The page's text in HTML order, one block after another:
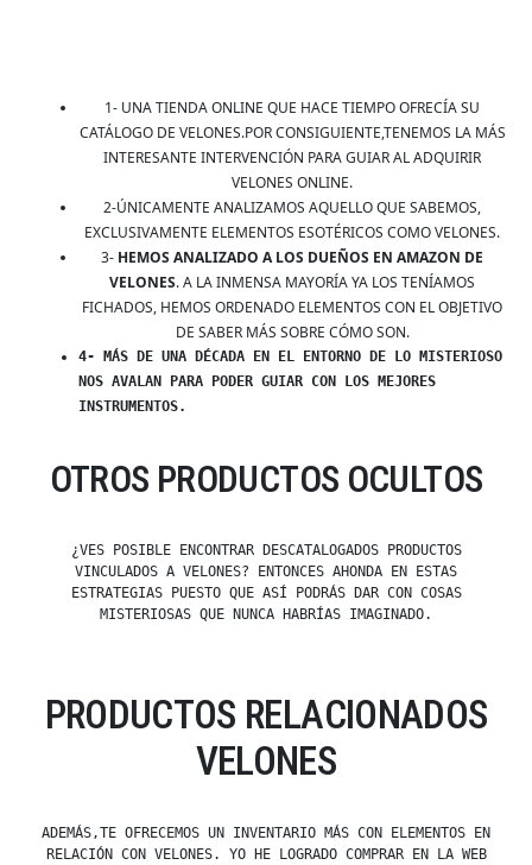
1- UNA TIENDA ONLINE QUE HACE TIEMPO OFRECÍA SU
CATÁLOGO DE VELONES.POR CONSIGUIENTE,TENEMOS LA MÁS
INTERESANTE INTERVENCIÓN PARA GUIAR AL ADQUIRIR
VELONES ONLINE.
2-ÚNICAMENTE ANALIZAMOS AQUELLO QUE SABEMOS,
EXCLUSIVAMENTE ELEMENTOS ESOTÉRICOS COMO VELONES.
3- HEMOS ANALIZADO A LOS DUEÑOS EN AMAZON DE
VELONES. A LA INMENSA MAYORÍA YA LOS TENÍAMOS
FICHADOS, HEMOS ORDENADO ELEMENTOS CON EL OBJETIVO
DE SABER MÁS SOBRE CÓMO SON.
4- MÁS DE UNA DÉCADA EN EL ENTORNO DE LO MISTERIOSO
NOS AVALAN PARA PODER GUIAR CON LOS MEJORES
INSTRUMENTOS.
OTROS PRODUCTOS OCULTOS
¿VES POSIBLE ENCONTRAR DESCATALOGADOS PRODUCTOS
VINCULADOS A VELONES? ENTONCES AHONDA EN ESTAS
ESTRATEGIAS PUESTO QUE ASÍ PODRÁS DAR CON COSAS
MISTERIOSAS QUE NUNCA HABRÍAS IMAGINADO.
PRODUCTOS RELACIONADOS
VELONES
ADEMÁS,TE OFRECEMOS UN INVENTARIO MÁS CON ELEMENTOS EN
RELACIÓN CON VELONES. YO HE LOGRADO COMPRAR EN LA WEB